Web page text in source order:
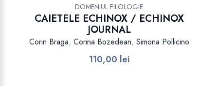
DOMENIUL FILOLOGIE
CAIETELE ECHINOX / ECHINOX
JOURNAL
Corin Braga, Corina Bozedean, Simona Pollicino
110,00 lei